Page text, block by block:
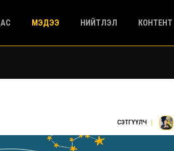
МЭДЭЭ НИЙТЛЭЛ КОНТЕНТ
СЭТГҮҮЛЧ |